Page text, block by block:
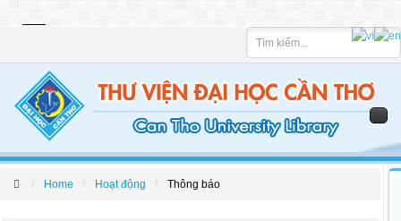
Home Hoạt động Thông báo